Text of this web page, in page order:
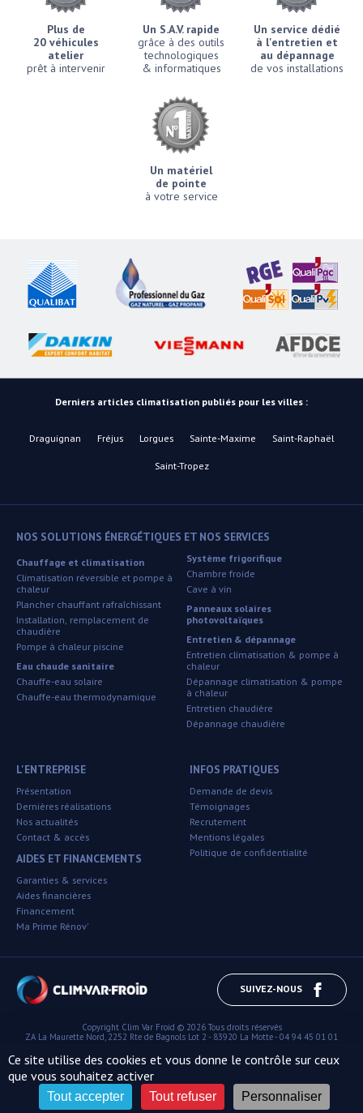
Plus de
20 véhicules
atelier
prêt à intervenir
Un S.A.V. rapide
grâce à des outils
technologiques
& informatiques
Un service dédié
à l'entretien et
au dépannage
de vos installations
Un matériel
de pointe
à votre service
Derniers articles climatisation publiés pour les villes :
Draguignan Fréjus Lorgues Sainte-Maxime Saint-Raphaël
Saint-Tropez
L'ENTREPRISE
Présentation
Dernières réalisations
Nos actualités
Contact & accès
AIDES ET FINANCEMENTS
Garanties & services
Aides financières
Financement
Ma Prime Rénov'
NOS SOLUTIONS ÉNERGÉTIQUES ET NOS SERVICES
Chauffage et climatisation
Climatisation réversible et pompe à
chaleur
Plancher chauffant rafraîchissant
Installation, remplacement de
chaudière
Pompe à chaleur piscine
Eau chaude sanitaire
Chauffe-eau solaire
Chauffe-eau thermodynamique
Système frigorifique
Chambre froide
Cave à vin
Panneaux solaires
photovoltaïques
Entretien & dépannage
Entretien climatisation & pompe à
chaleur
Dépannage climatisation & pompe
à chaleur
Entretien chaudière
Dépannage chaudière
INFOS PRATIQUES
Demande de devis
Témoignages
Recrutement
Mentions légales
Politique de confidentialité
Copyright Clim Var Froid ©2026 Tous droits réservés
ZA La Maurette Nord, 2252 Rte de Bagnols Lot 2 - 83920 La Motte- 04 94 45 01 01
et de 14h00 à 18h00
SUIVEZ-NOUS
Ce site utilise des cookies et vous donne le contrôle sur ceux
que vous souhaitez activer
Tout accepter Tout refuser Personnaliser